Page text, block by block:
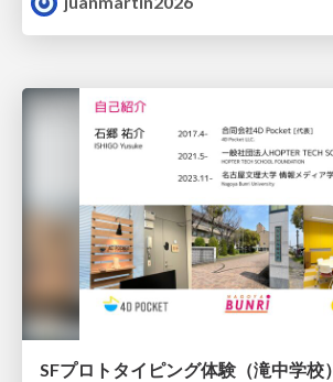
SFプロトタイピング体験（滝中学校）